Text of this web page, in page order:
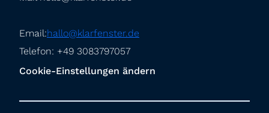
Email:hallo@klarfenster.de
Telefon: +49 3083797057
Cookie-Einstellungen ändern